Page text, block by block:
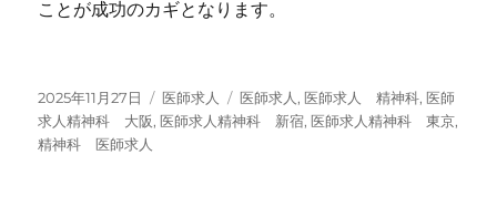
ことが成功のカギとなります。
投
稿
日:
2025年11月27日
カ
テ
医師求人
タ
グ
医師求人 , 医師求人 精神科, 医師
求人精神科 大阪, 医師求人精神科 新宿, 医師求人精神科 東京,
精神科 医師求人